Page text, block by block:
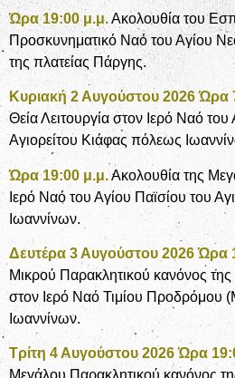
Ώρα 19:00 μ.μ.Ακολουθία του
Προσκυνηματικό Ναό του Αγίου
της πλατείας Πάργης.
Κυριακή 2 Αυγούστου 2026 Ώρα
Θεία Λειτουργία στον Ιερό Ναό του
Αγιορείτου Κιάφας πόλεως
Ώρα 19:00 μ.μ.Ακολουθία της
Ιερό Ναό του Αγίου Παϊσίου του
Ιωαννίνων.
Δευτέρα 3 Αυγούστου 2026 Ώρα
Μικρού Παρακλητικού κανόνος
στον Ιερό Ναό Τιμίου Προδρόμου
Ιωαννίνων.
Τρίτη 4 Αυγούστου 2026 Ώρα